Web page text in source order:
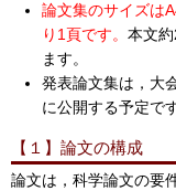
論文集のサイズは
り1頁です。 本文
ます。
発表論文集は，大
に公開する予定です
【１】論文の構成
論文は，科学論文の要